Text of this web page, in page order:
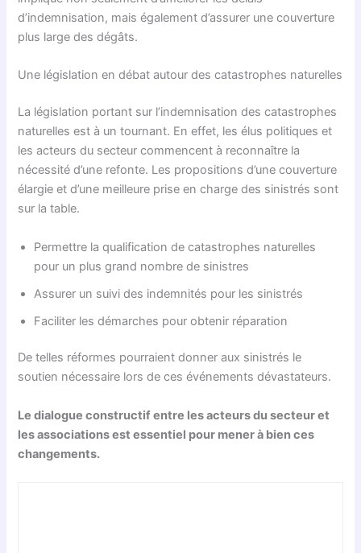
d’indemnisation, mais également d’assurer une couverture
plus large des dégâts.
Une législation en débat autour des catastrophes naturelles
La législation portant sur l’indemnisation des catastrophes
naturelles est à un tournant. En effet, les élus politiques et
les acteurs du secteur commencent à reconnaître la
nécessité d’une refonte. Les propositions d’une couverture
élargie et d’une meilleure prise en charge des sinistrés sont
sur la table.
Permettre la qualification de catastrophes naturelles
pour un plus grand nombre de sinistres
Assurer un suivi des indemnités pour les sinistrés
Faciliter les démarches pour obtenir réparation
De telles réformes pourraient donner aux sinistrés le
soutien nécessaire lors de ces événements dévastateurs.
Le dialogue constructif entre les acteurs du secteur et
les associations est essentiel pour mener à bien ces
changements.